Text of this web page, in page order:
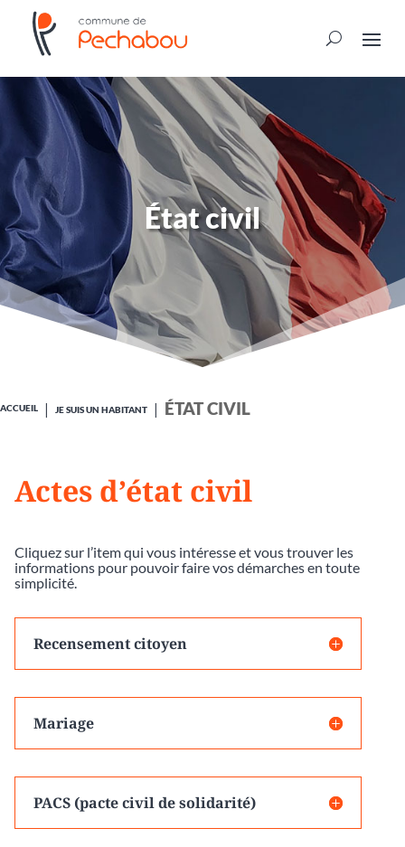
État civil
ACCUEIL JE SUIS UN HABITANT ÉTAT CIVIL
Actes d’état civil
Cliquez sur l’item qui vous intéresse et vous trouver les
informations pour pouvoir faire vos démarches en toute
simplicité.
Recensement citoyen
Mariage
PACS (pacte civil de solidarité)